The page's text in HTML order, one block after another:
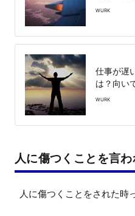
WURK
仕事が遅
は？向い
WURK
人に傷つくことを言わ
人に傷つくことをされた時